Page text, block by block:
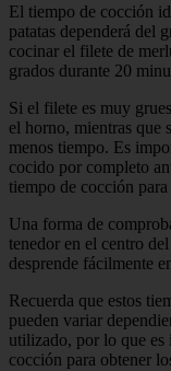
El tiempo de cocción
patatas dependerá del
cocinar el filete de
grados durante 20
Si el filete es muy
el horno, mientras que
menos tiempo. Es
cocido por completo
tiempo de cocción
Una forma de
tenedor en el centro
desprende fácilmente
Recuerda que estos
pueden variar
utilizado, por lo que es
cocción para obtener